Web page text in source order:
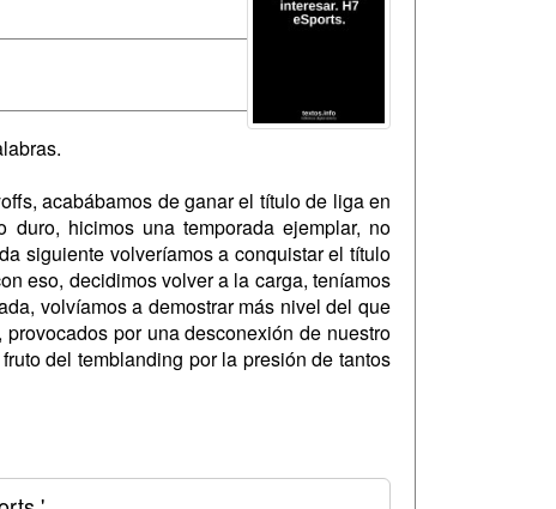
acabábamos de ganar el título de liga en
hicimos una temporada ejemplar, no
siguiente volveríamos a conquistar el título
eso, decidimos volver a la carga, teníamos
volvíamos a demostrar más nivel del que
por una desconexión de nuestro
del temblanding por la presión de tantos